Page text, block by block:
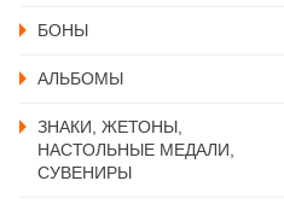
БОНЫ
АЛЬБОМЫ
ЗНАКИ, ЖЕТОНЫ,
НАСТОЛЬНЫЕ МЕДАЛИ,
СУВЕНИРЫ